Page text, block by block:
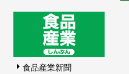
食品産業新聞